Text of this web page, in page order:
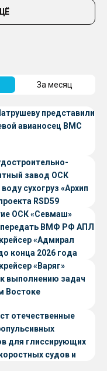
За месяц
представили
авианосец ВМС
завод ОСК
сухогруз «Архип
RSD59
ОСК «Севмаш»
передать ВМФ РФ АПЛ
«Адмирал
конца 2026 года
«Варяг»
к выполнению задач
Востоке
отечественные
для глиссирующих
судов и